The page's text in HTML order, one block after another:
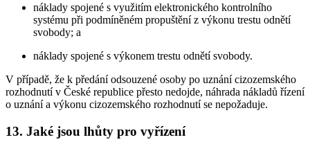
náklady spojené s využitím elektronického kontrolního
systému při podmíněném propuštění z výkonu trestu odnětí
svobody; a
náklady spojené s výkonem trestu odnětí svobody.
V případě, že k předání odsouzené osoby po uznání cizozemského
rozhodnutí v České republice přesto nedojde, náhrada nákladů řízení
o uznání a výkonu cizozemského rozhodnutí se nepožaduje.
13. Jaké jsou lhůty pro vyřízení